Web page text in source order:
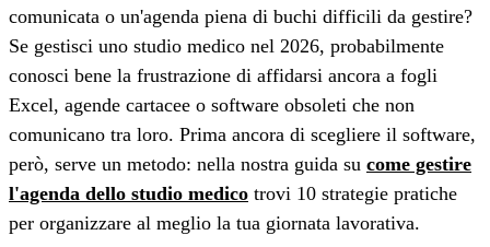
comunicata o un'agenda piena di buchi difficili da gestire?
Se gestisci uno studio medico nel 2026, probabilmente
conosci bene la frustrazione di affidarsi ancora a fogli
Excel, agende cartacee o software obsoleti che non
comunicano tra loro. Prima ancora di scegliere il software,
però, serve un metodo: nella nostra guida su come gestire
l'agenda dello studio medico trovi 10 strategie pratiche
per organizzare al meglio la tua giornata lavorativa.